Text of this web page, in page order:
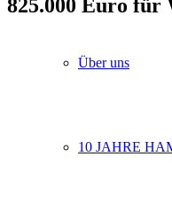
Über uns
10 JAHRE
825.000 Euro für